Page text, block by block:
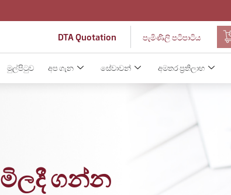
DTA Quotation පැමිණිලි පටිපාටිය
මුල්පිටුව අප ගැන සේවාවන් අමතර ප්‍රතිලාභ
මිලදී ගන්න